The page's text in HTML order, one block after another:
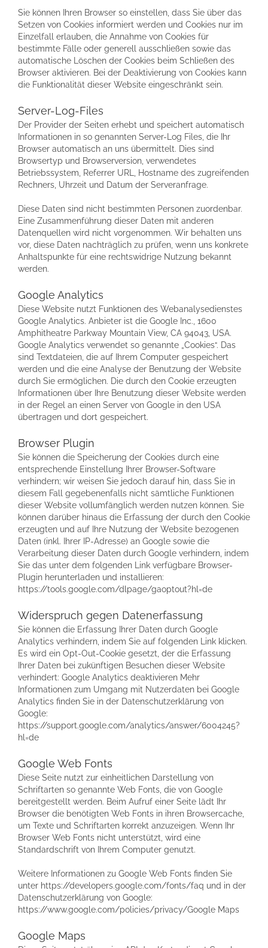
Sie können Ihren Browser so einstellen, dass Sie über das
Setzen von Cookies informiert werden und Cookies nur im
Einzelfall erlauben, die Annahme von Cookies für
bestimmte Fälle oder generell ausschließen sowie das
automatische Löschen der Cookies beim Schließen des
Browser aktivieren. Bei der Deaktivierung von Cookies kann
die Funktionalität dieser Website eingeschränkt sein.
Server-Log-Files
Der Provider der Seiten erhebt und speichert automatisch
Informationen in so genannten Server-Log Files, die Ihr
Browser automatisch an uns übermittelt. Dies sind
Browsertyp und Browserversion, verwendetes
Betriebssystem, Referrer URL, Hostname des zugreifenden
Rechners, Uhrzeit und Datum der Serveranfrage.
Diese Daten sind nicht bestimmten Personen zuordenbar.
Eine Zusammenführung dieser Daten mit anderen
Datenquellen wird nicht vorgenommen. Wir behalten uns
vor, diese Daten nachträglich zu prüfen, wenn uns konkrete
Anhaltspunkte für eine rechtswidrige Nutzung bekannt
werden.
Google Analytics
Diese Website nutzt Funktionen des Webanalysedienstes
Google Analytics. Anbieter ist die Google Inc., 1600
Amphitheatre Parkway Mountain View, CA 94043, USA.
Google Analytics verwendet so genannte „Cookies“. Das
sind Textdateien, die auf Ihrem Computer gespeichert
werden und die eine Analyse der Benutzung der Website
durch Sie ermöglichen. Die durch den Cookie erzeugten
Informationen über Ihre Benutzung dieser Website werden
in der Regel an einen Server von Google in den USA
übertragen und dort gespeichert.
Browser Plugin
Sie können die Speicherung der Cookies durch eine
entsprechende Einstellung Ihrer Browser-Software
verhindern; wir weisen Sie jedoch darauf hin, dass Sie in
diesem Fall gegebenenfalls nicht sämtliche Funktionen
dieser Website vollumfänglich werden nutzen können. Sie
können darüber hinaus die Erfassung der durch den Cookie
erzeugten und auf Ihre Nutzung der Website bezogenen
Daten (inkl. Ihrer IP-Adresse) an Google sowie die
Verarbeitung dieser Daten durch Google verhindern, indem
Sie das unter dem folgenden Link verfügbare Browser-
Plugin herunterladen und installieren:
https://tools.google.com/dlpage/gaoptout?hl=de
Widerspruch gegen Datenerfassung
Sie können die Erfassung Ihrer Daten durch Google
Analytics verhindern, indem Sie auf folgenden Link klicken.
Es wird ein Opt-Out-Cookie gesetzt, der die Erfassung
Ihrer Daten bei zukünftigen Besuchen dieser Website
verhindert: Google Analytics deaktivieren Mehr
Informationen zum Umgang mit Nutzerdaten bei Google
Analytics finden Sie in der Datenschutzerklärung von
Google:
https://support.google.com/analytics/answer/6004245?
hl=de
Google Web Fonts
Diese Seite nutzt zur einheitlichen Darstellung von
Schriftarten so genannte Web Fonts, die von Google
bereitgestellt werden. Beim Aufruf einer Seite lädt Ihr
Browser die benötigten Web Fonts in ihren Browsercache,
um Texte und Schriftarten korrekt anzuzeigen. Wenn Ihr
Browser Web Fonts nicht unterstützt, wird eine
Standardschrift von Ihrem Computer genutzt.
Weitere Informationen zu Google Web Fonts finden Sie
unter https://developers.google.com/fonts/faq und in der
Datenschutzerklärung von Google:
https://www.google.com/policies/privacy/Google Maps
Google Maps